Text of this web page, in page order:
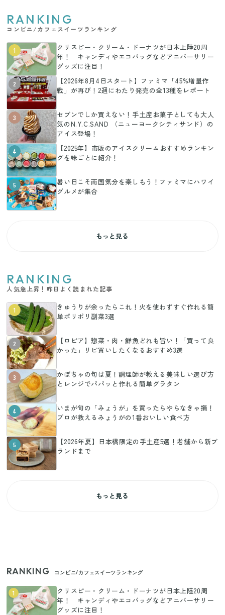
RANKING
コンビニ/カフェスイーツランキング
1
クリスピー・クリーム・ドーナツが日本上陸20周
年！ キャンディやエコバッグなどアニバーサリー
グッズに注目！
2
【2026年8月4日スタート】ファミマ「45%増量作
戦」が再び！2週にわたり発売の全13種をレポート
3
セブンでしか買えない！手土産お菓子としても大人
気のN.Y.C.SAND （ニューヨークシティサンド）の
アイス登場！
4
【2025年】市販のアイスクリームおすすめランキン
グを味ごとに紹介！
5
暑い日こそ南国気分を楽しもう！ファミマにハワイ
グルメが集合
もっと見る
RANKING
人気急上昇！昨日よく読まれた記事
1
きゅうりが余ったらこれ！火を使わずすぐ作れる簡
単ポリポリ副菜3選
2
【ロピア】惣菜・肉・鮮魚どれも旨い！「買って良
かった」リピ買いしたくなるおすすめ3選
3
かぼちゃの旬は夏！調理師が教える美味しい選び方
とレンジでパパッと作れる簡単グラタン
4
いまが旬の「みょうが」を買ったらやらなきゃ損！
プロが教えるみょうがの1番おいしい食べ方
5
【2026年夏】日本橋限定の手土産5選！老舗から新ブ
ランドまで
もっと見る
RANKING コンビニ/カフェスイーツランキング
1
クリスピー・クリーム・ドーナツが日本上陸20周
年！ キャンディやエコバッグなどアニバーサリー
グッズに注目！